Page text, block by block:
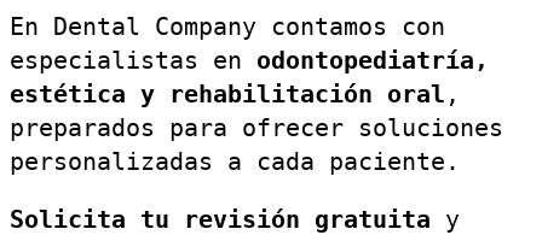
En Dental Company contamos con
especialistas en odontopediatría,
estética y rehabilitación oral ,
preparados para ofrecer soluciones
personalizadas a cada paciente.
Solicita tu revisión gratuita y